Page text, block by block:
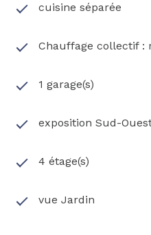
cuisine séparée
Chauffage collectif :
1 garage(s)
exposition Sud-
4 étage(s)
vue Jardin